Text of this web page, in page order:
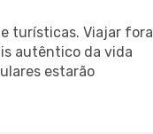
turísticas. Viajar fora
autêntico da vida
estarão